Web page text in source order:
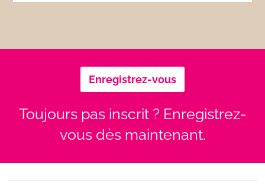
Enregistrez-vous
Toujours pas inscrit ? Enregistrez-
vous dès maintenant.